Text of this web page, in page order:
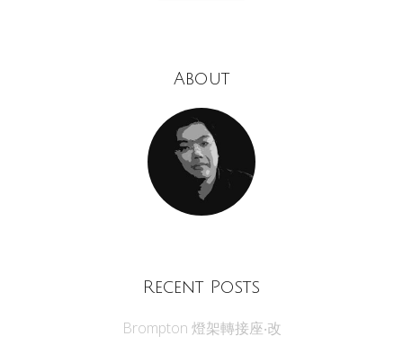
About
Recent Posts
Brompton 燈架轉接座‧改